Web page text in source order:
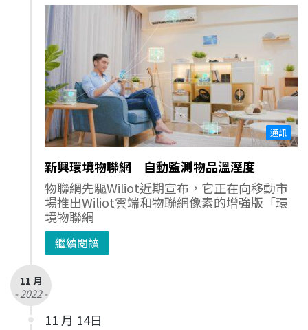
通訊
新興環境物聯網 自動監測物品溫溼度
物聯網先驅Wiliot近期宣布，它正在向移動市
場推出Wiliot雲端和物聯網像素的增強版「環
境物聯網
繼續閱讀
11 月
- 2022 -
11 月 14日